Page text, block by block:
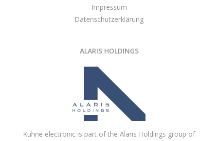
Impressum
Datenschutzerklärung
ALARIS HOLDINGS
Kuhne electronic is part of the Alaris Holdings group of